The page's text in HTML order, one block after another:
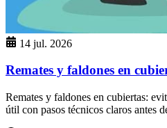
14 jul. 2026
Remates y faldones en
Remates y faldones en cubiertas:
útil con pasos técnicos claros antes